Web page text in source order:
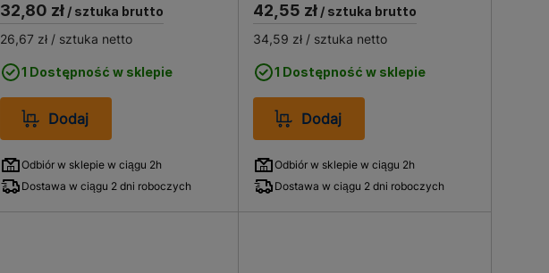
32,80 zł/ sztuka brutto
26,67 zł/ sztuka netto
1 Dostępność w sklepie
Dodaj
Odbiór w sklepie w ciągu 2h
Dostawa w ciągu 2 dni roboczych
42,55 zł / sztuka brutto
34,59 zł / sztuka netto
1 Dostępność w sklepie
Dodaj
Odbiór w sklepie w ciągu 2h
Dostawa w ciągu 2 dni roboczych